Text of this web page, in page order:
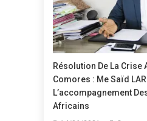
Résolution De La Crise
Comores : Me Saïd
L’accompagnement
Africains